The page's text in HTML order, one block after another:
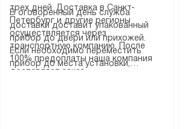
трех дней. Доставка в Санкт-
Петербург и другие регионы
осуществляется через
транспортную компанию. После
100% предоплаты наша компания
доставляет заказ
В оговоренный день служба
доставки доставит упакованный
прибор до двери или прихожей.
Если необходимо переместить
прибор до места установки,